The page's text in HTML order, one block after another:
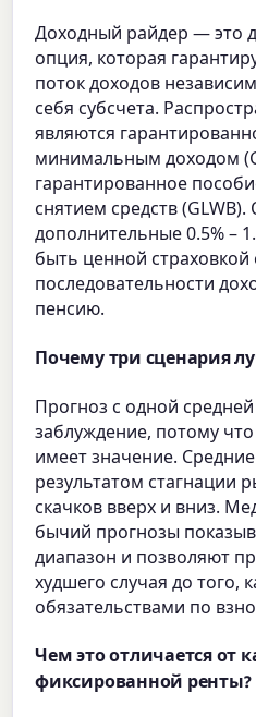
Доходный райдер — это
опция, которая
поток доходов
себя субсчета.
являются
минимальным доходом
гарантированное
снятием средств (GLWB).
дополнительные 0.5% –
быть ценной страховкой
последовательности
пенсию.
Почему три сценария
Прогноз с одной
заблуждение, потому что
имеет значение.
результатом стагнации
скачков вверх и вниз.
бычий прогнозы
диапазон и позволяют
худшего случая до того,
обязательствами по
Чем это отличается от
фиксированной ренты?